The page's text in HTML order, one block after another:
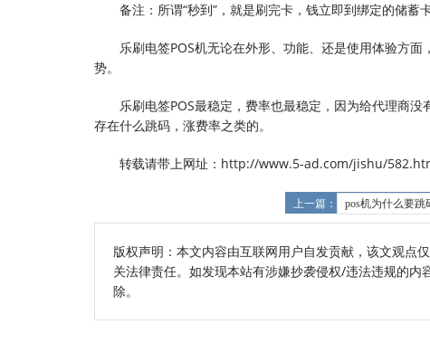
备注：所谓“秒到”，就是刷完卡，钱立即到绑定的储蓄
乐刷电签POS机无论在外形、功能、还是使用体验方
势。
乐刷电签POS最稳定，费率也最稳定，因为给代理商
存在什么跳码，涨费率之类的。
转载请带上网址：http://www.5-ad.com/jishu/
上一篇： pos机为什么要跳
版权声明：本文内容由互联网用户自发贡献，该文观点
关法律责任。如发现本站有涉嫌抄袭侵权/违法违规的
除。